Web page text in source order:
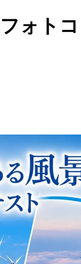
ォト